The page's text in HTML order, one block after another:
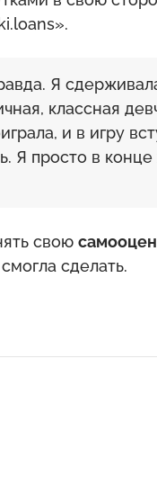
Я
классная
и в игру
Я просто в конце
свою
сделать.